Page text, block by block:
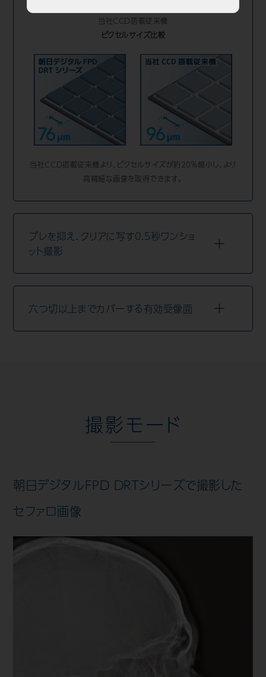
当社CCD搭載従来機
ピクセルサイズ比較
当社CCD搭載従来機より、ピクセルサイズが約20％縮小し、より
高精細な画像を取得できます。
ブレを抑え、クリアに写す0.5秒ワンショ
ット撮影
六つ切以上までカバーする有効受像面
撮影モード
朝日デジタルFPD DRTシリーズで撮影した
セファロ画像